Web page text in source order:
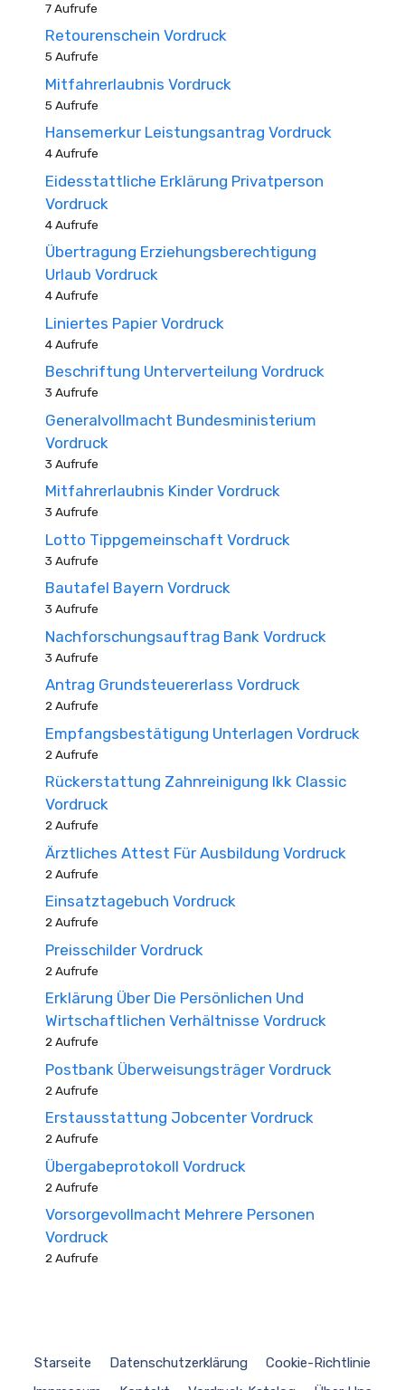
7 Aufrufe
Retourenschein Vordruck
5 Aufrufe
Mitfahrerlaubnis Vordruck
5 Aufrufe
Hansemerkur Leistungsantrag Vordruck
4 Aufrufe
Eidesstattliche Erklärung Privatperson
Vordruck
4 Aufrufe
Übertragung Erziehungsberechtigung
Urlaub Vordruck
4 Aufrufe
Liniertes Papier Vordruck
4 Aufrufe
Beschriftung Unterverteilung Vordruck
3 Aufrufe
Generalvollmacht Bundesministerium
Vordruck
3 Aufrufe
Mitfahrerlaubnis Kinder Vordruck
3 Aufrufe
Lotto Tippgemeinschaft Vordruck
3 Aufrufe
Bautafel Bayern Vordruck
3 Aufrufe
Nachforschungsauftrag Bank Vordruck
3 Aufrufe
Antrag Grundsteuererlass Vordruck
2 Aufrufe
Empfangsbestätigung Unterlagen Vordruck
2 Aufrufe
Rückerstattung Zahnreinigung Ikk Classic
Vordruck
2 Aufrufe
Ärztliches Attest Für Ausbildung Vordruck
2 Aufrufe
Einsatztagebuch Vordruck
2 Aufrufe
Preisschilder Vordruck
2 Aufrufe
Erklärung Über Die Persönlichen Und
Wirtschaftlichen Verhältnisse Vordruck
2 Aufrufe
Postbank Überweisungsträger Vordruck
2 Aufrufe
Erstausstattung Jobcenter Vordruck
2 Aufrufe
Übergabeprotokoll Vordruck
2 Aufrufe
Vorsorgevollmacht Mehrere Personen
Vordruck
2 Aufrufe
Starseite Datenschutzerklärung
Cookie-Richtlinie